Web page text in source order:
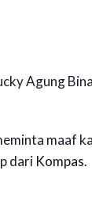
Agung
maaf
dari Kompas.